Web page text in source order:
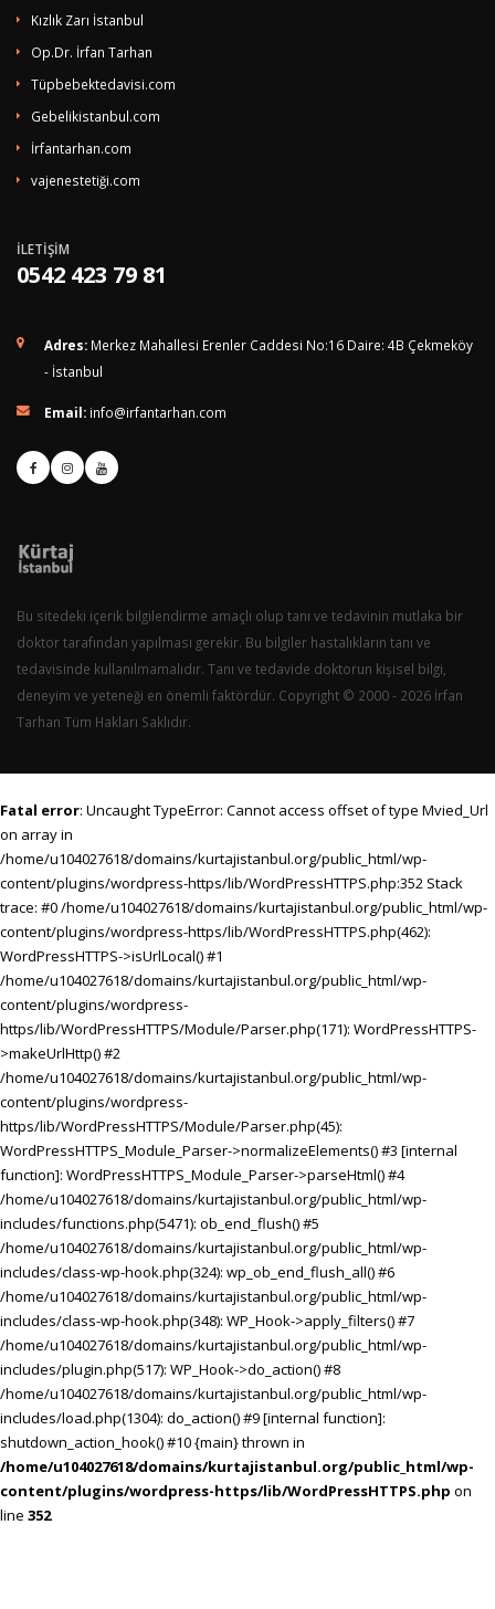
Kızlık Zarı İstanbul
Op.Dr. İrfan Tarhan
Tüpbebektedavisi.com
Gebelikistanbul.com
İrfantarhan.com
vajenestetiği.com
İLETİŞİM
0542 423 79 81
Adres: Merkez Mahallesi Erenler Caddesi No:16 Daire: 4B Çekmeköy
- İstanbul
Email: info@irfantarhan.com
Bu sitedeki içerik bilgilendirme amaçlı olup tanı ve tedavinin mutlaka bir
doktor tarafından yapılması gerekir. Bu bilgiler hastalıkların tanı ve
tedavisinde kullanılmamalıdır. Tanı ve tedavide doktorun kişisel bilgi,
deneyim ve yeteneği en önemli faktördür. Copyright © 2000 - 2026 İrfan
Tarhan Tüm Hakları Saklıdır.
Fatal error: Uncaught TypeError: Cannot access offset of type Mvied_Url
on array in
/home/u104027618/domains/kurtajistanbul.org/public_html/wp-
content/plugins/wordpress-https/lib/WordPressHTTPS.php:352 Stack
trace: #0 /home/u104027618/domains/kurtajistanbul.org/public_html/wp-
content/plugins/wordpress-https/lib/WordPressHTTPS.php(462):
WordPressHTTPS->isUrlLocal() #1
/home/u104027618/domains/kurtajistanbul.org/public_html/wp-
content/plugins/wordpress-
https/lib/WordPressHTTPS/Module/Parser.php(171): WordPressHTTPS-
>makeUrlHttp() #2
/home/u104027618/domains/kurtajistanbul.org/public_html/wp-
content/plugins/wordpress-
https/lib/WordPressHTTPS/Module/Parser.php(45):
WordPressHTTPS_Module_Parser->normalizeElements() #3 [internal
function]: WordPressHTTPS_Module_Parser->parseHtml() #4
/home/u104027618/domains/kurtajistanbul.org/public_html/wp-
includes/functions.php(5471): ob_end_flush() #5
/home/u104027618/domains/kurtajistanbul.org/public_html/wp-
includes/class-wp-hook.php(324): wp_ob_end_flush_all() #6
/home/u104027618/domains/kurtajistanbul.org/public_html/wp-
includes/class-wp-hook.php(348): WP_Hook->apply_filters() #7
/home/u104027618/domains/kurtajistanbul.org/public_html/wp-
includes/plugin.php(517): WP_Hook->do_action() #8
/home/u104027618/domains/kurtajistanbul.org/public_html/wp-
includes/load.php(1304): do_action() #9 [internal function]:
shutdown_action_hook() #10 {main} thrown in
/home/u104027618/domains/kurtajistanbul.org/public_html/wp-
content/plugins/wordpress-https/lib/WordPressHTTPS.php on
line 352